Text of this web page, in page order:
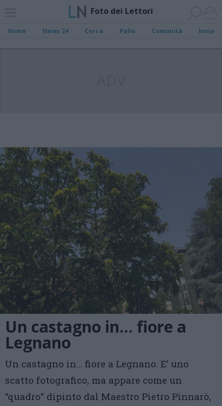
Foto dei Lettori
Home News 24 Cerca Palio Comunità Invia
Un castagno in… fiore a
Legnano
Un castagno in… fiore a Legnano. E’ uno
scatto fotografico, ma appare come un
“quadro” dipinto dal Maestro Pietro Pinnarò,